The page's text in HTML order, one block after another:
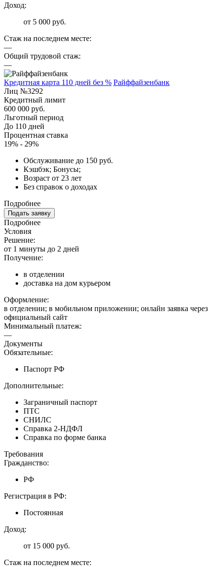
Доход:
от 5 000 руб.
Стаж на последнем месте:
—
Общий трудовой стаж:
—
Кредитная карта 110 дней без % Райффайзенбанк
Лиц №3292
Кредитный лимит
600 000 руб.
Льготный период
До 110 дней
Процентная ставка
19% - 29%
Обслуживание до 150 руб.
Кэшбэк; Бонусы;
Возраст от 23 лет
Без справок о доходах
Подробнее
Подать заявку
Подробнее
Условия
Решение:
от 1 минуты до 2 дней
Получение:
в отделении
доставка на дом курьером
Оформление:
в отделении; в мобильном приложении; онлайн заявка через
официальный сайт
Минимальный платеж:
—
Документы
Обязательные:
Паспорт РФ
Дополнительные:
Заграничный паспорт
ПТС
СНИЛС
Справка 2-НДФЛ
Справка по форме банка
Требования
Гражданство:
РФ
Регистрация в РФ:
Постоянная
Доход:
от 15 000 руб.
Стаж на последнем месте: